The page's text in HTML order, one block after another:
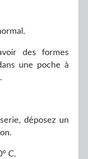
des formes
une poche à
déposez un
C.